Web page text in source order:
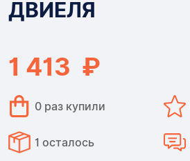
МАССА
1 413 ₽
ДВИЕЛЯ
0 раз купили
1 осталось